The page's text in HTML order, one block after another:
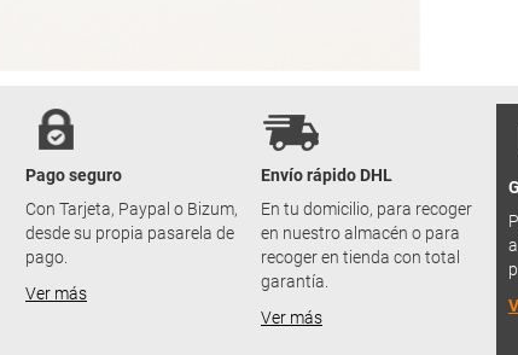
Pago seguro
Con Tarjeta, Paypal o Bizum,
desde su propia pasarela de
pago.
Ver más
Envío rápido DHL
En tu domicilio, para recoger
en nuestro almacén o para
recoger en tienda con total
garantía.
Ver más